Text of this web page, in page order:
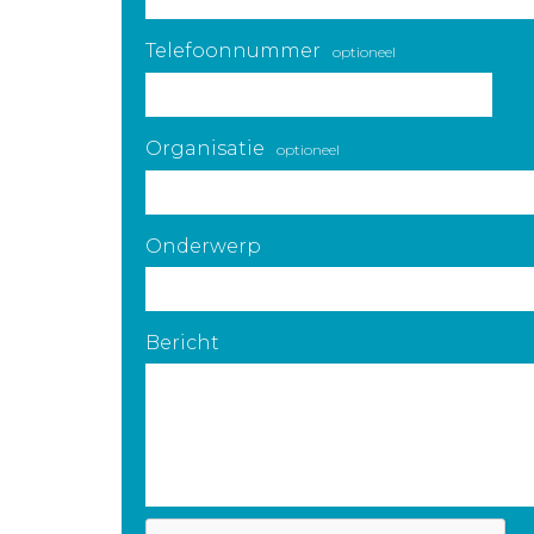
Telefoonnummer optioneel
Organisatie optioneel
Onderwerp
Bericht